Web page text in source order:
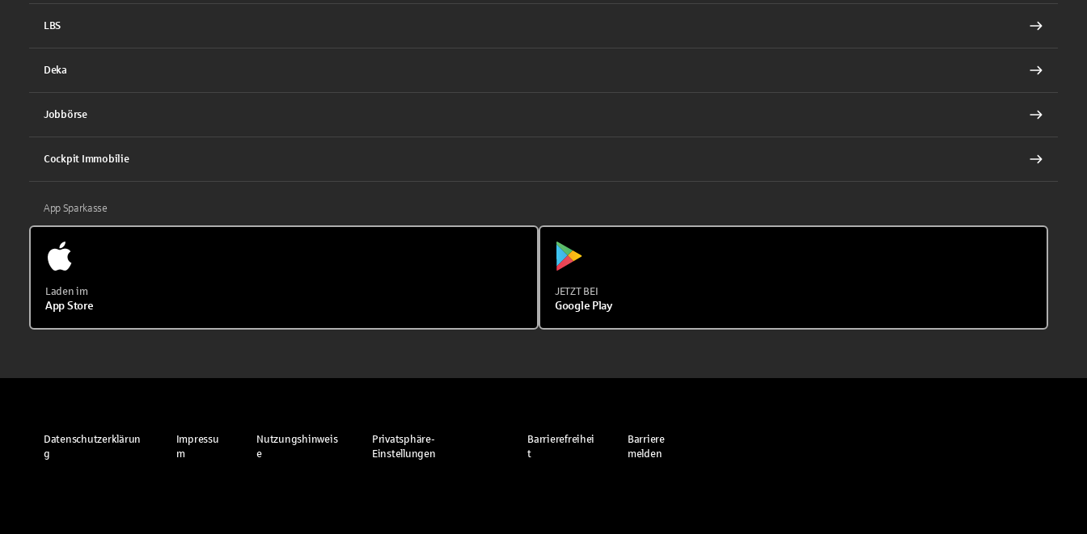
LBS
Deka
Jobbörse
Cockpit Immobilie
App Sparkasse
Laden im
App Store
JETZT BEI
Google Play
Datenschutzerklärun
g
Impressu
m
Nutzungshinweis
e
Privatsphäre-
Einstellungen
Barrierefreihei
t
Barriere
melden